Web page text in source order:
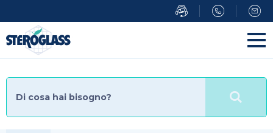
al
contenuto
principale